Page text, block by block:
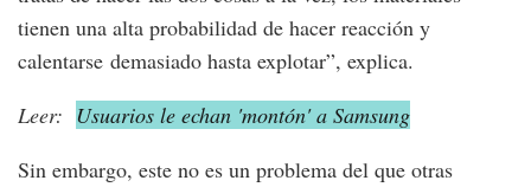
tienen una alta probabilidad de hacer reacción y
calentarse demasiado hasta explotar”, explica.
Leer: Usuarios le echan 'montón' a Samsung
Sin embargo, este no es un problema del que otras